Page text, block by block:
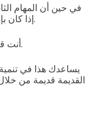
في حين أن المهام
إذا كان بإمكانك ، فاختر الخيار الديناميكي دائمًا.
أنت قادر على تحديث البيانات وإجراء التتبع.
يساعدك هذا في